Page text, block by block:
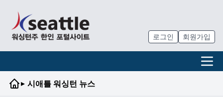
로그인 회원가입
▸ 시애틀 워싱턴 뉴스